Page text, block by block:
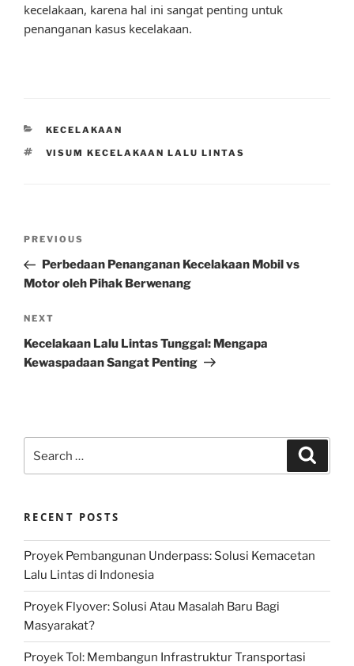
kecelakaan, karena hal ini sangat penting untuk
penanganan kasus kecelakaan.
CATEGORIES
KECELAKAAN
TAGS
VISUM KECELAKAAN LALU LINTAS
Previous
Post
PREVIOUS
Perbedaan Penanganan Kecelakaan Mobil vs
Motor oleh Pihak Berwenang
Next
Post
NEXT
Kecelakaan Lalu Lintas Tunggal: Mengapa
Kewaspadaan Sangat Penting
for:
RECENT POSTS
Proyek Pembangunan Underpass: Solusi Kemacetan
Lalu Lintas di Indonesia
Proyek Flyover: Solusi Atau Masalah Baru Bagi
Masyarakat?
Proyek Tol: Membangun Infrastruktur Transportasi